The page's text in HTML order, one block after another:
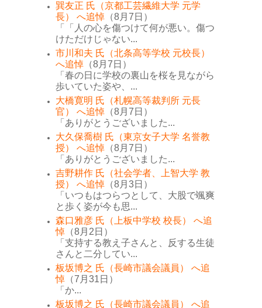
巽友正 氏（京都工芸繊維大学 元学
長） へ追悼 （8月7日）
「「人の心を傷つけて何が悪い。傷つ
けただけじゃない...
市川和夫 氏（北条高等学校 元校長）
へ追悼 （8月7日）
「春の日に学校の裏山を桜を見ながら
歩いていた姿や、...
大橋寛明 氏（札幌高等裁判所 元長
官） へ追悼 （8月7日）
「ありがとうございました...
大久保喬樹 氏（東京女子大学 名誉教
授） へ追悼 （8月7日）
「ありがとうございました...
吉野耕作 氏（社会学者、上智大学 教
授） へ追悼 （8月3日）
「いつもはつらつとして、大股で颯爽
と歩く姿が今も思...
森口雅彦 氏（上板中学校 校長） へ追
悼 （8月2日）
「支持する教え子さんと、反する生徒
さんと二分してい...
板坂博之 氏（長崎市議会議員） へ追
悼 （7月31日）
「か...
板坂博之 氏（長崎市議会議員） へ追